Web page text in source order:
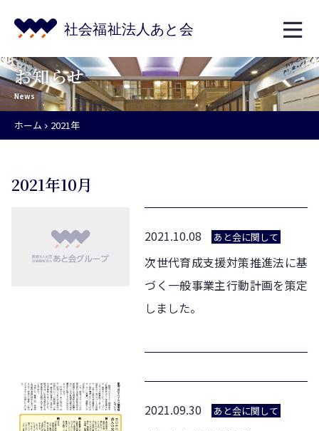
お知らせ
News
ホーム 2021年
2021年10月
2021.10.08 あと会に関して
次世代育成支援対策推進法に基
づく一般事業主行動計画を策定
しました。
2021.09.30 あと会に関して